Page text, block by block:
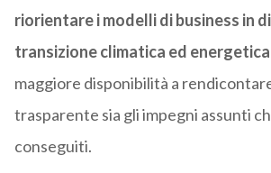
riorientare i modelli di business in
transizione climatica ed energetica
maggiore disponibilità a
trasparente sia gli impegni assunti
conseguiti.